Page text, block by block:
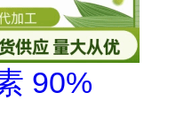
90%